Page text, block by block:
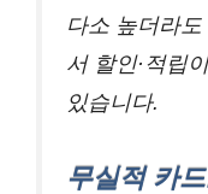
다소 높더라
서 할인·적립
있습니다.
무실적 카